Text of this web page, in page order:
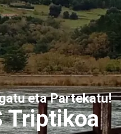
eta Partekatu!
Triptikoa